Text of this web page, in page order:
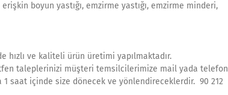
erişkin boyun yastığı, emzirme yastığı, emzirme minderi,
hızlı ve kaliteli ürün üretimi yapılmaktadır.
taleplerinizi müşteri temsilcilerimize mail yada telefon
saat içinde size dönecek ve yönlendireceklerdir. 90 212